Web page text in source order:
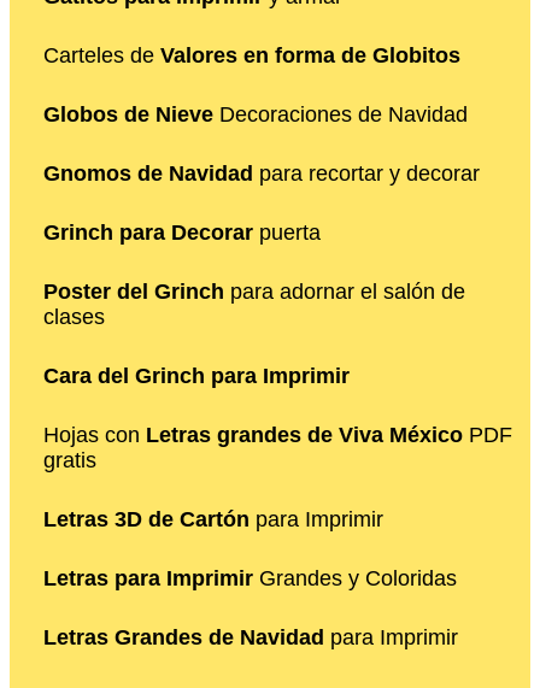
Carteles de Valores en forma de Globitos
Globos de Nieve Decoraciones de Navidad
Gnomos de Navidad para recortar y decorar
Grinch para Decorar puerta
Poster del Grinch para adornar el salón de
clases
Cara del Grinch para Imprimir
Hojas con Letras grandes de Viva México PDF
gratis
Letras 3D de Cartón para Imprimir
Letras para Imprimir Grandes y Coloridas
Letras Grandes de Navidad para Imprimir